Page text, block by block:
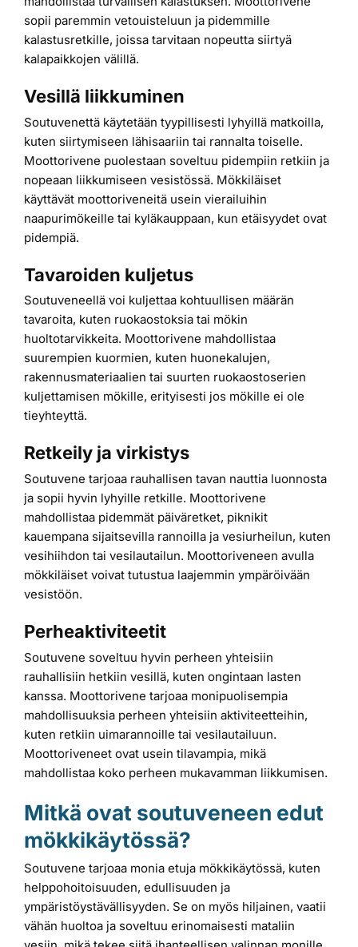
sopii paremmin vetouisteluun ja pidemmille
kalastusretkille, joissa tarvitaan nopeutta siirtyä
kalapaikkojen välillä.
Vesillä liikkuminen
Soutuvenettä käytetään tyypillisesti lyhyillä matkoilla,
kuten siirtymiseen lähisaariin tai rannalta toiselle.
Moottorivene puolestaan soveltuu pidempiin retkiin ja
nopeaan liikkumiseen vesistössä. Mökkiläiset
käyttävät moottoriveneitä usein vierailuihin
naapurimökeille tai kyläkauppaan, kun etäisyydet ovat
pidempiä.
Tavaroiden kuljetus
Soutuveneellä voi kuljettaa kohtuullisen määrän
tavaroita, kuten ruokaostoksia tai mökin
huoltotarvikkeita. Moottorivene mahdollistaa
suurempien kuormien, kuten huonekalujen,
rakennusmateriaalien tai suurten ruokaostoserien
kuljettamisen mökille, erityisesti jos mökille ei ole
tieyhteyttä.
Retkeily ja virkistys
Soutuvene tarjoaa rauhallisen tavan nauttia luonnosta
ja sopii hyvin lyhyille retkille. Moottorivene
mahdollistaa pidemmät päiväretket, piknikit
kauempana sijaitsevilla rannoilla ja vesiurheilun, kuten
vesihiihdon tai vesilautailun. Moottoriveneen avulla
mökkiläiset voivat tutustua laajemmin ympäröivään
vesistöön.
Perheaktiviteetit
Soutuvene soveltuu hyvin perheen yhteisiin
rauhallisiin hetkiin vesillä, kuten ongintaan lasten
kanssa. Moottorivene tarjoaa monipuolisempia
mahdollisuuksia perheen yhteisiin aktiviteetteihin,
kuten retkiin uimarannoille tai vesilautailuun.
Moottoriveneet ovat usein tilavampia, mikä
mahdollistaa koko perheen mukavamman liikkumisen.
Mitkä ovat soutuveneen edut
mökkikäytössä?
Soutuvene tarjoaa monia etuja mökkikäytössä, kuten
helppohoitoisuuden, edullisuuden ja
ympäristöystävällisyyden. Se on myös hiljainen, vaatii
vähän huoltoa ja soveltuu erinomaisesti mataliin